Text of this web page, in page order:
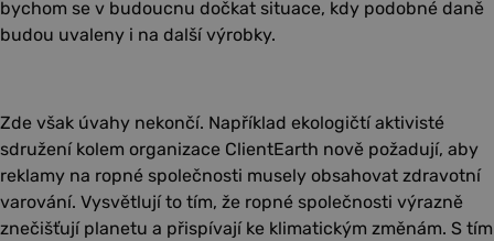
bychom se v budoucnu dočkat situace, kdy podobné daně
budou uvaleny i na další výrobky.
Zde však úvahy nekončí. Například ekologičtí aktivisté
sdružení kolem organizace ClientEarth nově požadují, aby
reklamy na ropné společnosti musely obsahovat zdravotní
varování. Vysvětlují to tím, že ropné společnosti výrazně
znečišťují planetu a přispívají ke klimatickým změnám. S tím